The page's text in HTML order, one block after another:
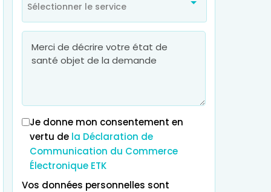
Sélectionner le service
Je donne mon consentement en
vertu de la Déclaration de
Communication du Commerce
Électronique ETK
Vos données personnelles sont